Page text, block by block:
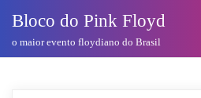
conteúdo
Bloco do Pink Floyd
o maior evento floydiano do Brasil